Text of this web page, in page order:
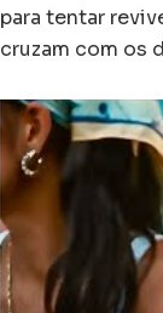
para tentar
cruzam com os